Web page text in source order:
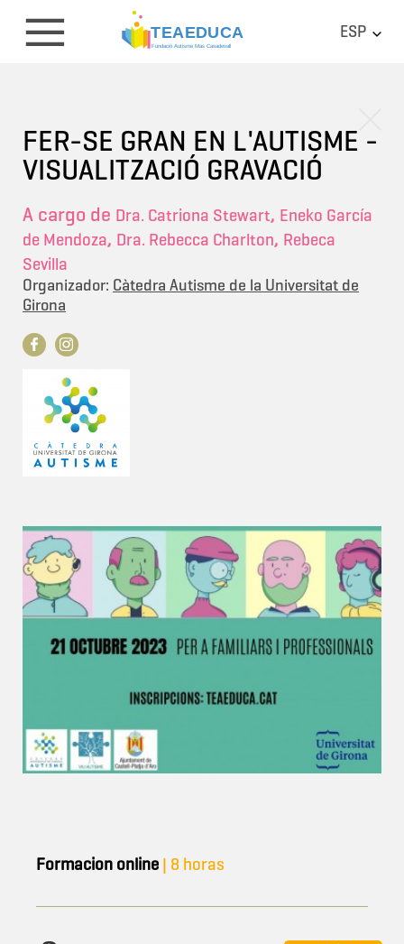
ESP
FER-SE GRAN EN L'AUTISME -
VISUALITZACIÓ GRAVACIÓ
A cargo de Dra. Catriona Stewart, Eneko García
de Mendoza, Dra. Rebecca Charlton, Rebeca
Sevilla
Organizador: Càtedra Autisme de la Universitat de
Girona
Formacion online | 8 horas